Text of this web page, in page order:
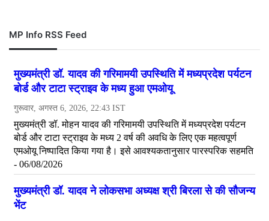
MP Info RSS Feed